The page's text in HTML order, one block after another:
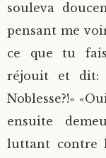
souleva
pensant me
ce que tu fais,
réjouit et dit:
Noblesse?!»
ensuite
luttant contre